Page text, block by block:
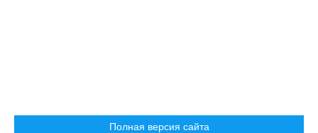
Полная версия сайта